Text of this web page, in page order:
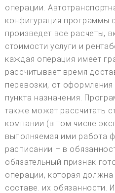
операции.
конфигурация программы
произведет все расчеты,
стоимости услуги и
каждая операция имеет
рассчитывает время
перевозки, от
пункта назначения.
также может рассчитать
компании (в том числе
выполняемая ими работа
расписании – в
обязательный признак
операции, которая
составе. их обязанности.